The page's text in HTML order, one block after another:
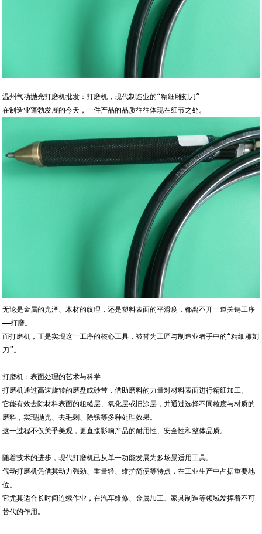
温州气动抛光打磨机批发：打磨机，现代制造业的“精细雕刻刀”
在制造业蓬勃发展的今天，一件产品的品质往往体现在细节之处。
无论是金属的光泽、木材的纹理，还是塑料表面的平滑度，都离不开一道关键工序
——打磨。
而打磨机，正是实现这一工序的核心工具，被誉为工匠与制造业者手中的“精细雕刻
刀”。
打磨机：表面处理的艺术与科学
打磨机通过高速旋转的磨盘或砂带，借助磨料的力量对材料表面进行精细加工。
它能有效去除材料表面的粗糙层、氧化层或旧涂层，并通过选择不同粒度与材质的
磨料，实现抛光、去毛刺、除锈等多种处理效果。
这一过程不仅关乎美观，更直接影响产品的耐用性、安全性和整体品质。
随着技术的进步，现代打磨机已从单一功能发展为多场景适用工具。
气动打磨机凭借其动力强劲、重量轻、维护简便等特点，在工业生产中占据重要地
位。
它尤其适合长时间连续作业，在汽车维修、金属加工、家具制造等领域发挥着不可
替代的作用。